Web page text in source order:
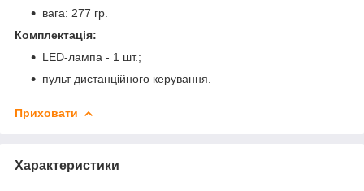
вага: 277 гр.
Комплектація:
LED-лампа - 1 шт.;
пульт дистанційного керування.
Приховати
Характеристики